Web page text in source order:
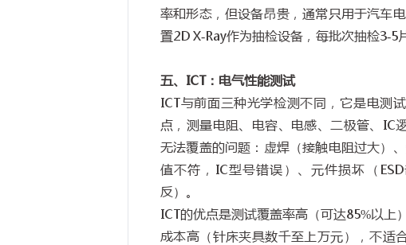
率和形态，但设备昂贵，通常只用于汽车
置2D X-Ray作为抽检设备，每批次抽检3-5
五、 ICT：电气性能测试
ICT与前面三种光学检测不同，它是电测试
点，测量电阻、电容、电感、二极管、 IC
无法覆盖的问题：虚焊（接触电阻过大）
值不符， IC型号错误）、元件损坏（ ESD
反）。
ICT的优点是测试覆盖率高（可达85%以上
成本高（针床夹具数千至上万元），不适